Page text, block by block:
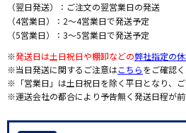
（翌日発送）：ご注文の翌営業日の発送
（4営業日）：2～4営業日で発送予定
（5営業日）：3～5営業日で発送予定
※発送日は土日祝日や棚卸などの弊社指定の
※当日発送に関するご注意はこちらをご確認く
※「営業日」は土日祝日を除く平日となり、ご
※運送会社の都合により予告無く発送日程が前